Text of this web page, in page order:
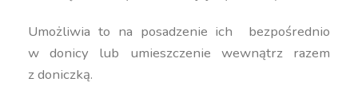
Umożliwia to na posadzenie ich bezpośrednio
w donicy lub umieszczenie wewnątrz razem
z doniczką.